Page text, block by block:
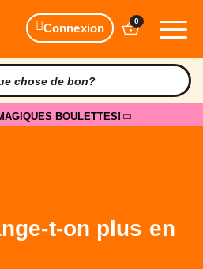
Connexion
0
BOULETTES!
t-on plus en